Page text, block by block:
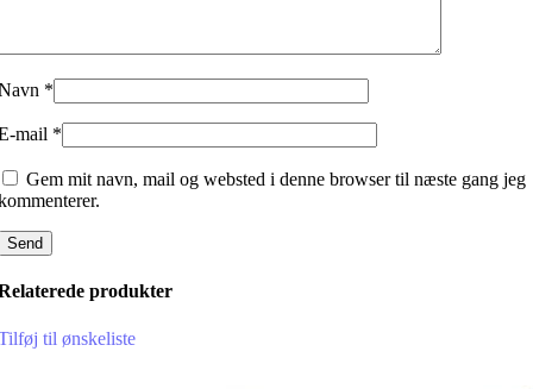
*
mail *
Gem mit navn, mail og websted i denne browser til næste gang jeg
produkter
til ønskeliste